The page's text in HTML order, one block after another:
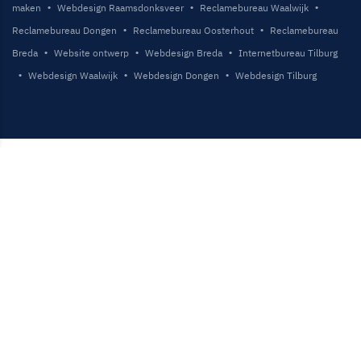
maken
Webdesign Raamsdonksveer
Reclamebureau Waalwijk
Reclamebureau Dongen
Reclamebureau Oosterhout
Reclamebureau
Breda
Website ontwerp Webdesign Breda
Internetbureau Tilburg
Webdesign Waalwijk
Webdesign Dongen Webdesign Tilburg